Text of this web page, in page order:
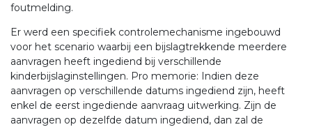
foutmelding.
Er werd een specifiek controlemechanisme ingebouwd
voor het scenario waarbij een bijslagtrekkende meerdere
aanvragen heeft ingediend bij verschillende
kinderbijslaginstellingen. Pro memorie: Indien deze
aanvragen op verschillende datums ingediend zijn, heeft
enkel de eerst ingediende aanvraag uitwerking. Zijn de
aanvragen op dezelfde datum ingediend, dan zal de